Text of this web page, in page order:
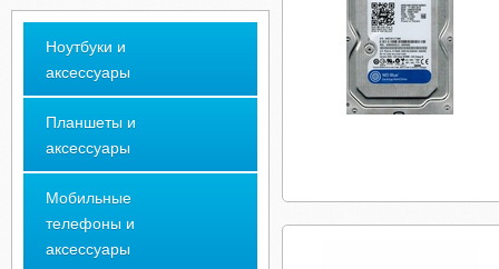
Ноутбуки и
аксессуары
Планшеты и
аксессуары
Мобильные
телефоны и
аксессуары